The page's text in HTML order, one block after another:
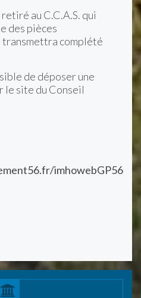
au C.C.A.S. qui
des pièces
transmettra complété
de déposer une
le site du Conseil
imhowebGP56